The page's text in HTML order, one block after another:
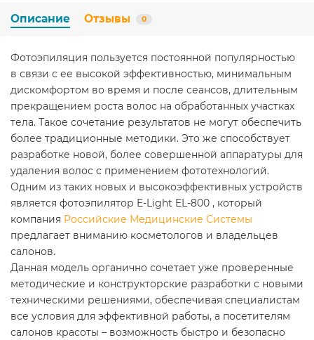
Описание Отзывы 0
Фотоэпиляция пользуется постоянной популярностью
в связи с ее высокой эффективностью, минимальным
дискомфортом во время и после сеансов, длительным
прекращением роста волос на обработанных участках
тела. Такое сочетание результатов не могут обеспечить
более традиционные методики. Это же способствует
разработке новой, более совершенной аппаратуры для
удаления волос с применением фототехнологий.
Одним из таких новых и высокоэффективных устройств
является фотоэпилятор E-Light EL-800 , который
компания Российские Медицинские Системы
предлагает вниманию косметологов и владельцев
салонов.
Данная модель органично сочетает уже проверенные
методические и конструкторские разработки с новыми
техническими решениями, обеспечивая специалистам
все условия для эффективной работы, а посетителям
салонов красоты – возможность быстро и безопасно